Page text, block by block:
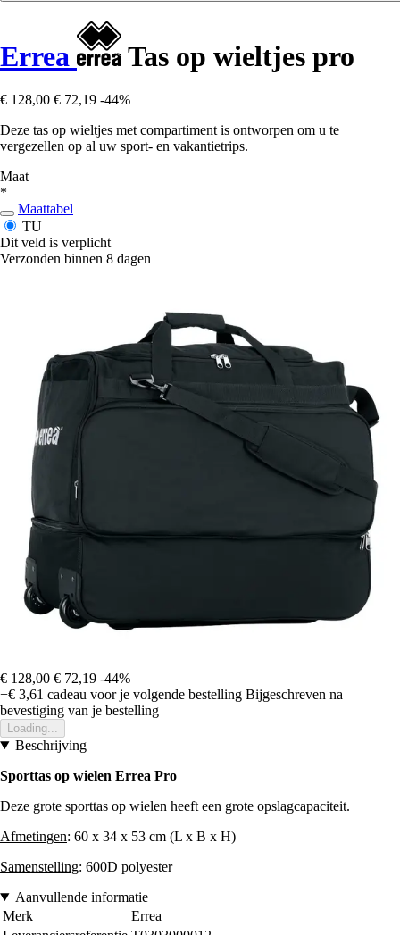
Errea Tas op wieltjes pro
€ 128,00 € 72,19 -44%
Deze tas op wieltjes met compartiment is ontworpen om u te
vergezellen op al uw sport- en vakantietrips.
Maat
*
Maattabel
TU
Dit veld is verplicht
Verzonden binnen 8 dagen
€ 128,00 € 72,19 -44%
+€ 3,61 cadeau voor je volgende bestelling Bijgeschreven na
bevestiging van je bestelling
Loading...
Beschrijving
Sporttas op wielen Errea Pro
Deze grote sporttas op wielen heeft een grote opslagcapaciteit.
Afmetingen: 60 x 34 x 53 cm (L x B x H)
Samenstelling: 600D polyester
Aanvullende informatie
Merk
Errea